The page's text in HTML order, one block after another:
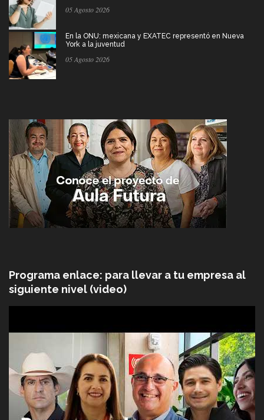
05 Agosto 2026
En la ONU: mexicana y EXATEC representó en Nueva
York a la juventud
05 Agosto 2026
Programa enlace: para llevar a tu empresa al
siguiente nivel (video)